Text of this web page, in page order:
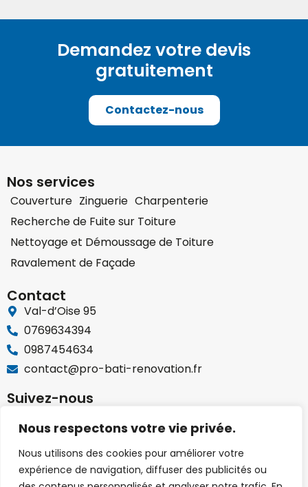
Nous respectons votre vie privée.
Nous utilisons des cookies pour améliorer votre
expérience de navigation, diffuser des publicités ou
Demandez votre devis
gratuitement
Contactez-nous
Nos services
Couverture Zinguerie Charpenterie
Recherche de Fuite sur Toiture
Nettoyage et Démoussage de Toiture
Ravalement de Façade
Contact
Val-d’Oise 95
0769634394
0987454634
contact@pro-bati-renovation.fr
Suivez-nous
Zones de service